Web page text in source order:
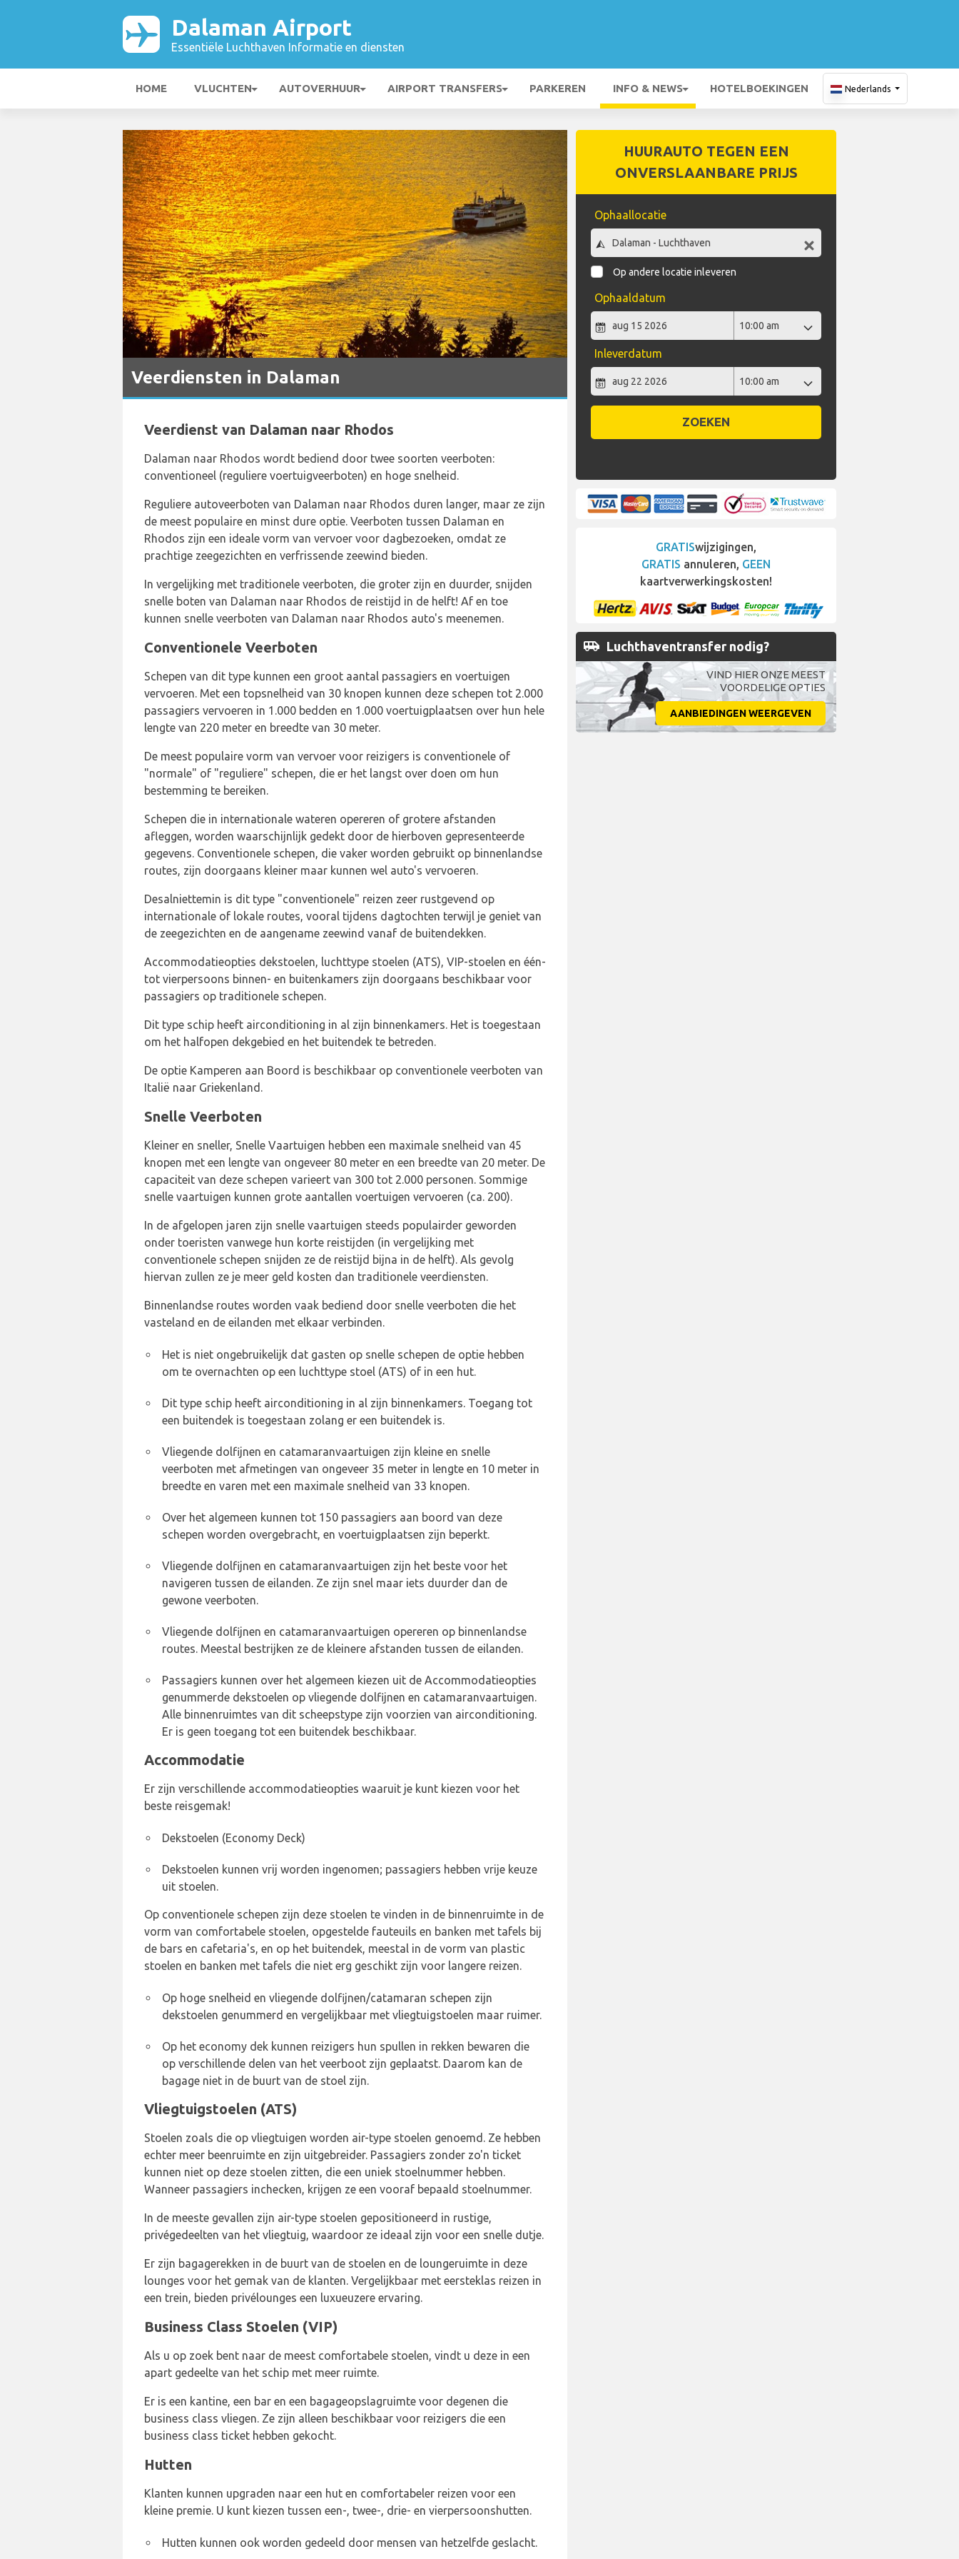
Dalaman Airport
Essentiële Luchthaven Informatie en diensten
HOME VLUCHTEN AUTOVERHUUR AIRPORT TRANSFERS PARKEREN INFO & NEWS HOTELBOEKINGEN Nederlands
Veerdiensten in Dalaman
Veerdienst van Dalaman naar Rhodos
Dalaman naar Rhodos wordt bediend door twee soorten veerboten:
conventioneel (reguliere voertuigveerboten) en hoge snelheid.
Reguliere autoveerboten van Dalaman naar Rhodos duren langer, maar ze zijn
de meest populaire en minst dure optie. Veerboten tussen Dalaman en
Rhodos zijn een ideale vorm van vervoer voor dagbezoeken, omdat ze
prachtige zeegezichten en verfrissende zeewind bieden.
In vergelijking met traditionele veerboten, die groter zijn en duurder, snijden
snelle boten van Dalaman naar Rhodos de reistijd in de helft! Af en toe
kunnen snelle veerboten van Dalaman naar Rhodos auto's meenemen.
Conventionele Veerboten
Schepen van dit type kunnen een groot aantal passagiers en voertuigen
vervoeren. Met een topsnelheid van 30 knopen kunnen deze schepen tot 2.000
passagiers vervoeren in 1.000 bedden en 1.000 voertuigplaatsen over hun hele
lengte van 220 meter en breedte van 30 meter.
De meest populaire vorm van vervoer voor reizigers is conventionele of
"normale" of "reguliere" schepen, die er het langst over doen om hun
bestemming te bereiken.
Schepen die in internationale wateren opereren of grotere afstanden
afleggen, worden waarschijnlijk gedekt door de hierboven gepresenteerde
gegevens. Conventionele schepen, die vaker worden gebruikt op binnenlandse
routes, zijn doorgaans kleiner maar kunnen wel auto's vervoeren.
Desalniettemin is dit type "conventionele" reizen zeer rustgevend op
internationale of lokale routes, vooral tijdens dagtochten terwijl je geniet van
de zeegezichten en de aangename zeewind vanaf de buitendekken.
Accommodatieopties dekstoelen, luchttype stoelen (ATS), VIP-stoelen en één-
tot vierpersoons binnen- en buitenkamers zijn doorgaans beschikbaar voor
passagiers op traditionele schepen.
Dit type schip heeft airconditioning in al zijn binnenkamers. Het is toegestaan
om het halfopen dekgebied en het buitendek te betreden.
De optie Kamperen aan Boord is beschikbaar op conventionele veerboten van
Italië naar Griekenland.
Snelle Veerboten
Kleiner en sneller, Snelle Vaartuigen hebben een maximale snelheid van 45
knopen met een lengte van ongeveer 80 meter en een breedte van 20 meter. De
capaciteit van deze schepen varieert van 300 tot 2.000 personen. Sommige
snelle vaartuigen kunnen grote aantallen voertuigen vervoeren (ca. 200).
In de afgelopen jaren zijn snelle vaartuigen steeds populairder geworden
onder toeristen vanwege hun korte reistijden (in vergelijking met
conventionele schepen snijden ze de reistijd bijna in de helft). Als gevolg
hiervan zullen ze je meer geld kosten dan traditionele veerdiensten.
Binnenlandse routes worden vaak bediend door snelle veerboten die het
vasteland en de eilanden met elkaar verbinden.
Het is niet ongebruikelijk dat gasten op snelle schepen de optie hebben
om te overnachten op een luchttype stoel (ATS) of in een hut.
Dit type schip heeft airconditioning in al zijn binnenkamers. Toegang tot
een buitendek is toegestaan zolang er een buitendek is.
Vliegende dolfijnen en catamaranvaartuigen zijn kleine en snelle
veerboten met afmetingen van ongeveer 35 meter in lengte en 10 meter in
breedte en varen met een maximale snelheid van 33 knopen.
Over het algemeen kunnen tot 150 passagiers aan boord van deze
schepen worden overgebracht, en voertuigplaatsen zijn beperkt.
Vliegende dolfijnen en catamaranvaartuigen zijn het beste voor het
navigeren tussen de eilanden. Ze zijn snel maar iets duurder dan de
gewone veerboten.
Vliegende dolfijnen en catamaranvaartuigen opereren op binnenlandse
routes. Meestal bestrijken ze de kleinere afstanden tussen de eilanden.
Passagiers kunnen over het algemeen kiezen uit de Accommodatieopties
genummerde dekstoelen op vliegende dolfijnen en catamaranvaartuigen.
Alle binnenruimtes van dit scheepstype zijn voorzien van airconditioning.
Er is geen toegang tot een buitendek beschikbaar.
Accommodatie
Er zijn verschillende accommodatieopties waaruit je kunt kiezen voor het
beste reisgemak!
Dekstoelen (Economy Deck)
Dekstoelen kunnen vrij worden ingenomen; passagiers hebben vrije keuze
uit stoelen.
Op conventionele schepen zijn deze stoelen te vinden in de binnenruimte in de
vorm van comfortabele stoelen, opgestelde fauteuils en banken met tafels bij
de bars en cafetaria's, en op het buitendek, meestal in de vorm van plastic
stoelen en banken met tafels die niet erg geschikt zijn voor langere reizen.
Op hoge snelheid en vliegende dolfijnen/catamaran schepen zijn
dekstoelen genummerd en vergelijkbaar met vliegtuigstoelen maar ruimer.
Op het economy dek kunnen reizigers hun spullen in rekken bewaren die
op verschillende delen van het veerboot zijn geplaatst. Daarom kan de
bagage niet in de buurt van de stoel zijn.
Vliegtuigstoelen (ATS)
Stoelen zoals die op vliegtuigen worden air-type stoelen genoemd. Ze hebben
echter meer beenruimte en zijn uitgebreider. Passagiers zonder zo'n ticket
kunnen niet op deze stoelen zitten, die een uniek stoelnummer hebben.
Wanneer passagiers inchecken, krijgen ze een vooraf bepaald stoelnummer.
In de meeste gevallen zijn air-type stoelen gepositioneerd in rustige,
privégedeelten van het vliegtuig, waardoor ze ideaal zijn voor een snelle dutje.
Er zijn bagagerekken in de buurt van de stoelen en de loungeruimte in deze
lounges voor het gemak van de klanten. Vergelijkbaar met eersteklas reizen in
een trein, bieden privélounges een luxueuzere ervaring.
Business Class Stoelen (VIP)
Als u op zoek bent naar de meest comfortabele stoelen, vindt u deze in een
apart gedeelte van het schip met meer ruimte.
Er is een kantine, een bar en een bagageopslagruimte voor degenen die
business class vliegen. Ze zijn alleen beschikbaar voor reizigers die een
business class ticket hebben gekocht.
Hutten
Klanten kunnen upgraden naar een hut en comfortabeler reizen voor een
kleine premie. U kunt kiezen tussen een-, twee-, drie- en vierpersoonshutten.
Hutten kunnen ook worden gedeeld door mensen van hetzelfde geslacht.
HUURAUTO TEGEN EEN
ONVERSLAANBARE PRIJS
Ophaallocatie
Op andere locatie inleveren
Ophaaldatum
Inleverdatum
ZOEKEN
GRATISwijzigingen,
GRATIS annuleren, GEEN
kaartverwerkingskosten!
airport_shuttle Luchthaventransfer nodig?
VIND HIER ONZE MEEST
VOORDELIGE OPTIES
AANBIEDINGEN WEERGEVEN